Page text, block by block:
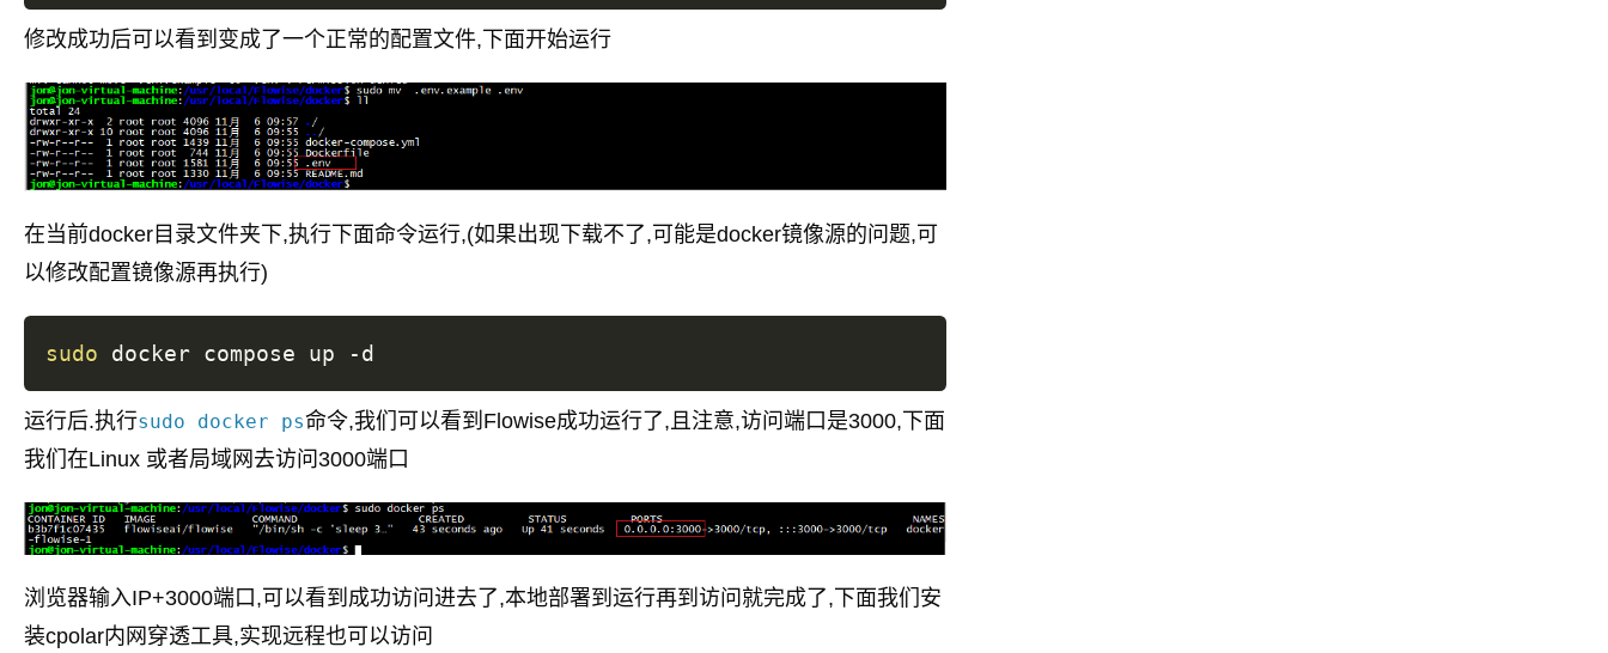
修改成功后可以看到变成了一个正常的配置文件,下面开始运行
在当前docker目录文件夹下,执行下面命令运行,(如果出现下载不了,可能是docker镜像源的问题,可
以修改配置镜像源再执行)
sudo
运行后.执行sudo docker ps命令,我们可以看到Flowise成功运行了,且注意,访问端口是3000,下面
我们在Linux 或者局域网去访问3000端口
浏览器输入IP+3000端口,可以看到成功访问进去了,本地部署到运行再到访问就完成了,下面我们安
装cpolar内网穿透工具,实现远程也可以访问